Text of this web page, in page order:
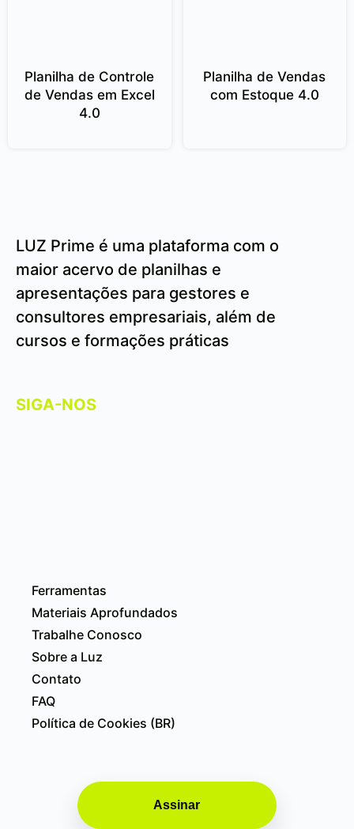
Planilha de Controle
de Vendas em Excel
4.0
Planilha de Vendas
com Estoque 4.0
LUZ Prime é uma plataforma com o
maior acervo de planilhas e
apresentações para gestores e
consultores empresariais, além de
cursos e formações práticas
SIGA-NOS
Ferramentas
Materiais Aprofundados
Trabalhe Conosco
Sobre a Luz
Contato
FAQ
Política de Cookies (BR)
Assinar